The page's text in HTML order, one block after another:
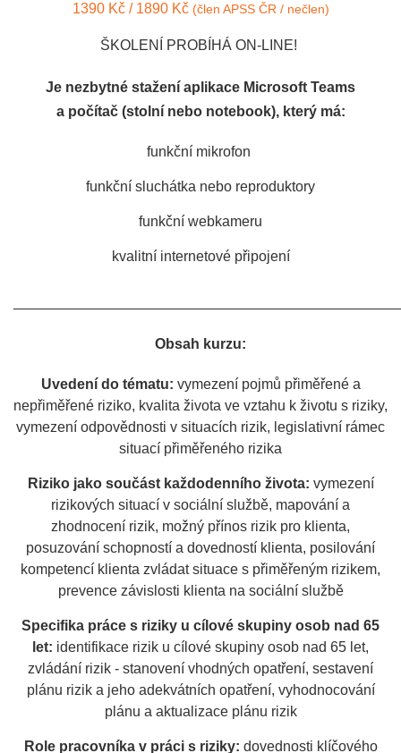
1390 Kč / 1890 Kč (člen APSS ČR / nečlen)
ŠKOLENÍ PROBÍHÁ ON-LINE!
Je nezbytné stažení aplikace Microsoft Teams
a počítač (stolní nebo notebook), který má:
funkční mikrofon
funkční sluchátka nebo reproduktory
funkční webkameru
kvalitní internetové připojení
Obsah kurzu:
Uvedení do tématu: vymezení pojmů přiměřené a
nepřiměřené riziko, kvalita života ve vztahu k životu s riziky,
vymezení odpovědnosti v situacích rizik, legislativní rámec
situací přiměřeného rizika
Riziko jako součást každodenního života: vymezení
rizikových situací v sociální službě, mapování a
zhodnocení rizik, možný přínos rizik pro klienta,
posuzování schopností a dovedností klienta, posilování
kompetencí klienta zvládat situace s přiměřeným rizikem,
prevence závislosti klienta na sociální službě
Specifika práce s riziky u cílové skupiny osob nad 65
let: identifikace rizik u cílové skupiny osob nad 65 let,
zvládání rizik - stanovení vhodných opatření, sestavení
plánu rizik a jeho adekvátních opatření, vyhodnocování
plánu a aktualizace plánu rizik
Role pracovníka v práci s riziky: dovednosti klíčového